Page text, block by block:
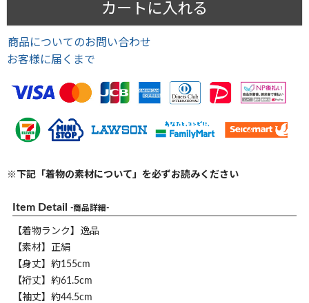
カートに入れる
商品についてのお問い合わせ
お客様に届くまで
※下記「着物の素材について」を必ずお読みください
Item Detail -商品詳細-
【着物ランク】逸品
【素材】正絹
【身丈】約155cm
【裄丈】約61.5cm
【袖丈】約44.5cm